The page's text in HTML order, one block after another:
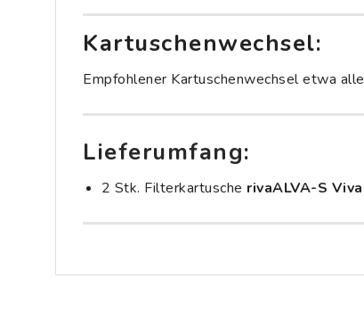
Kartuschenwechsel:
Empfohlener Kartuschenwechsel etwa alle
Lieferumfang:
2 Stk. Filterkartusche rivaALVA-S Viva